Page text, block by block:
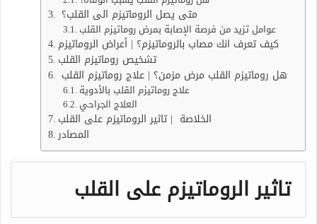
متى يصل الروماتيزم الى القلب؟
تشخيص روماتيزم القلب
علاج روماتيزم القلب بالأدوية
تاثير الروماتيزم على القلب